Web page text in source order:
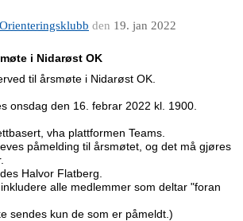
den 19. jan 2022
møte i Nidarøst OK
ved til årsmøte i Nidarøst OK.
sonsdag den 16. febrar 2022 kl. 1900.
vha plattformen Teams.
påmelding til årsmøtet, og det må gjøres
Halvor Flatberg.
alle medlemmer som deltar "foran
sendes kun de som er påmeldt.)